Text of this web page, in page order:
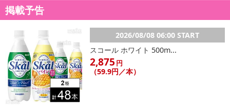
注意事項
掲載予告
2026/08/08 06:00 START
スコール ホワイト 500m...
2,875 円
（59.9円／本）